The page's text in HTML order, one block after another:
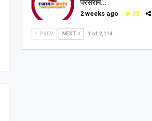
परसराम…
2 weeks ago 33
PREV NEXT 1 of 2,114